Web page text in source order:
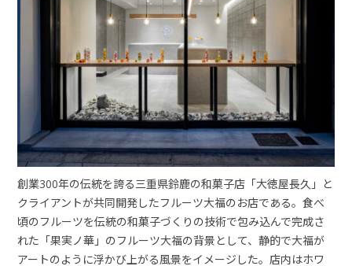
創業300年の伝統を誇る三重県鈴鹿の和菓子店「大徳屋長久」と
クライアントが共同開発したフルーツ大福のお店である。食べ
頃のフルーツを伝統の和菓子づくりの技術で包み込んで完成さ
れた「果実ノ華」のフルーツ大福の背景として、静的で大福が
アートのように浮かび上がる風景をイメージした。店内はホワ